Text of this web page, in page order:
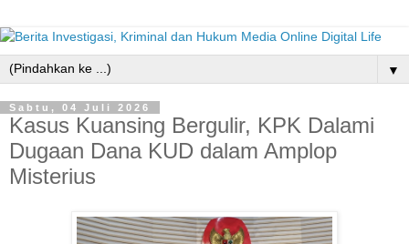
▼
Sabtu, 04 Juli 2026
Kasus Kuansing Bergulir, KPK Dalami
Dugaan Dana KUD dalam Amplop
Misterius